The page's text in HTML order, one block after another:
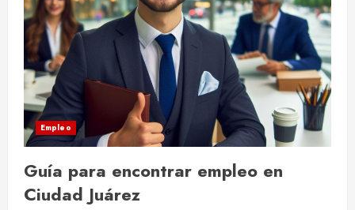
Empleo
Guía para encontrar empleo en
Ciudad Juárez